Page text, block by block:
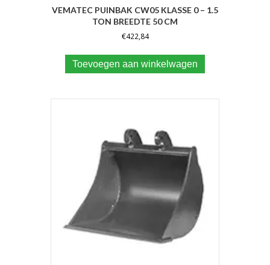
VEMATEC PUINBAK CW05 KLASSE 0 – 1.5
TON BREEDTE 50 CM
€422,84
Toevoegen aan winkelwagen